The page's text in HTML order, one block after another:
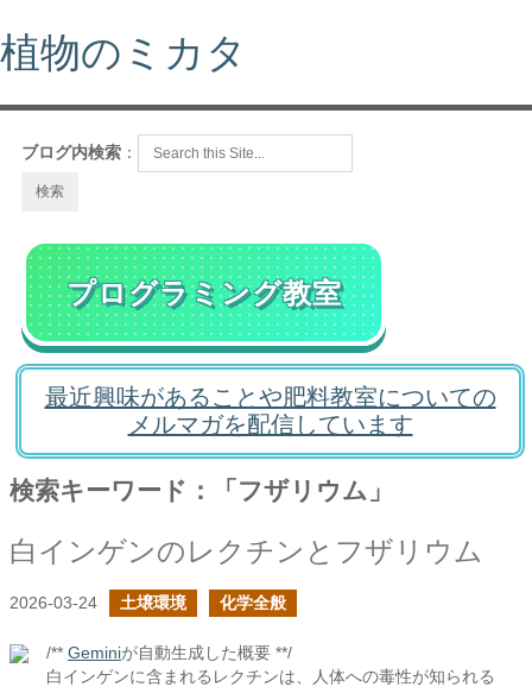
植物のミカタ
ブログ内検索 ：
プログラミング教室
最近興味があることや肥料教室についての
メルマガを配信しています
検索キーワード：「フザリウム」
白インゲンのレクチンとフザリウム
2026-03-24 土壌環境 化学全般
/** Geminiが自動生成した概要 **/
白インゲンに含まれるレクチンは、人体への毒性が知られる